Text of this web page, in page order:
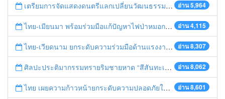
อ่าน 5,964
เตรียมการจัดแสดงดนตรีแลกเปลี่ยนวัฒนธรรมไทย-บรูไนฯ "อาไล พาเพลิน”
อ่าน 4,115
ไทย-เมียนมา พร้อมร่วมมือแก้ปัญหาไฟป่าหมอกควัน เตรียมพร้อมเปิดช่องทางห้วยต้นนุ่นเป็นด่านถาวร
อ่าน 8,307
ไทย-เวียดนาม ยกระดับความร่วมมือด้านแรงงานระหว่างประเทศสู่การพัฒนาที่ยั่งยืน
อ่าน 8,062
ศิลปะประติมากรรมทรายริมชายหาด “สีสันทะเลชุมพร สู่อาเซียน”
อ่าน 8,601
ไทย เผยความก้าวหน้ายกระดับความปลอดภัยในการทำงานสู่มาตรฐานสากล